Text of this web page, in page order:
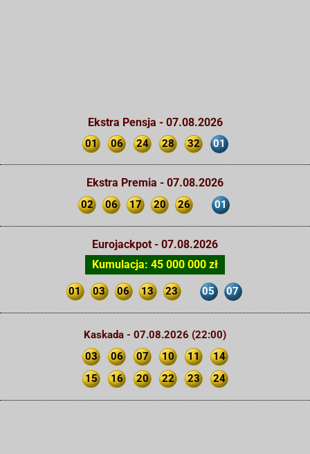
Ekstra Pensja - 07.08.2026
01 06 24 28 32 01
Ekstra Premia - 07.08.2026
02 06 17 20 26 01
Eurojackpot - 07.08.2026
Kumulacja: 45 000 000 zł
01 03 06 13 23 05 07
Kaskada - 07.08.2026 (22:00)
03
06 07 10 11
14
15
16 20 22 23 24